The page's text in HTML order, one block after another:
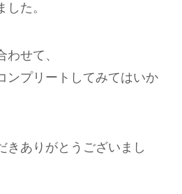
た。
せて、
ンプリートしてみてはいか
きありがとうございまし